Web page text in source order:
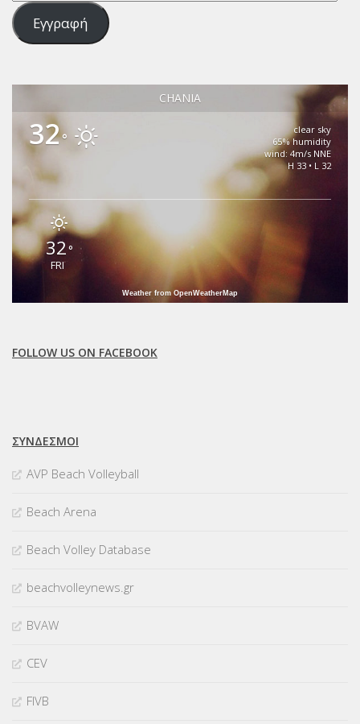
email
Εγγραφή
CHANIA
32°
clear sky
65% humidity
wind: 4m/s NNE
H 33 • L 32
32°
FRI
Weather from OpenWeatherMap
FOLLOW US ON FACEBOOK
ΣΥΝΔΈΣΜΟΙ
AVP Beach Volleyball
Beach Arena
Beach Volley Database
beachvolleynews.gr
BVAW
CEV
FIVB